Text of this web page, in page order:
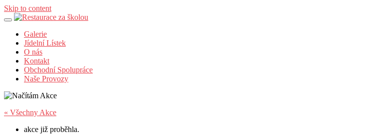
Skip to content
Galerie
Jídelní Lístek
O nás
Kontakt
Obchodní Spolupráce
Naše Provozy
« Všechny Akce
akce již proběhla.